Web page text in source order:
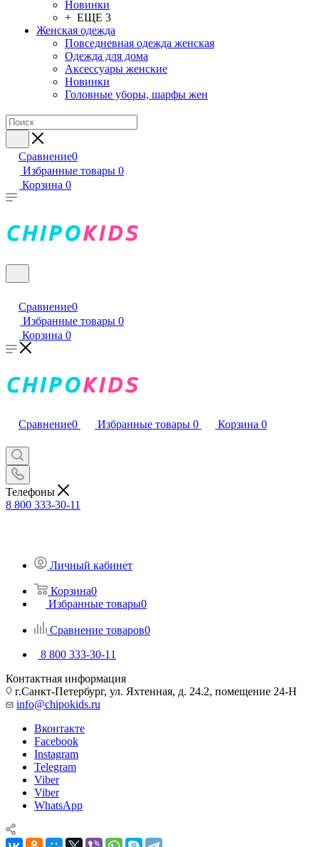
Новинки
+ ЕЩЕ 3
Женская одежда
Повседневная одежда женская
Одежда для дома
Аксессуары женские
Новинки
Головные уборы, шарфы жен
Сравнение0
Избранные товары 0
Корзина 0
Сравнение0
Избранные товары 0
Корзина 0
Сравнение0 Избранные товары 0 Корзина 0
Телефоны
8 800 333-30-11
Личный кабинет
Корзина0
Избранные товары0
Сравнение товаров0
8 800 333-30-11
Контактная информация
г.Санкт-Петербург, ул. Яхтенная, д. 24.2, помещение 24-Н
info@chipokids.ru
Вконтакте
Facebook
Instagram
Telegram
Viber
Viber
WhatsApp